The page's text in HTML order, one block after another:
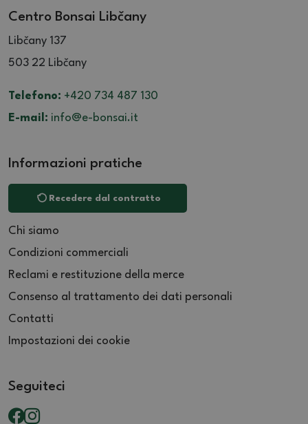
Centro Bonsai Libčany
Libčany 137
503 22 Libčany
Telefono: +420 734 487 130
E-mail: info@e-bonsai.it
Informazioni pratiche
Recedere dal contratto
Chi siamo
Condizioni commerciali
Reclami e restituzione della merce
Consenso al trattamento dei dati personali
Contatti
Impostazioni dei cookie
Seguiteci